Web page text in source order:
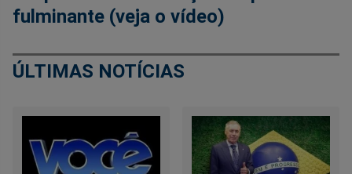
fulminante (veja o vídeo)
ÚLTIMAS NOTÍCIAS